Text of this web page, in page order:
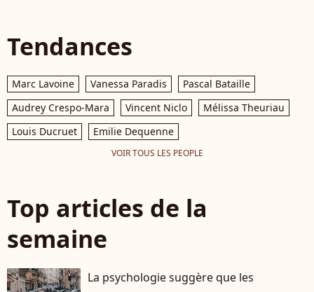
Tendances
Marc Lavoine Vanessa Paradis
Pascal Bataille
Audrey Crespo-Mara
Vincent Niclo
Mélissa Theuriau
Louis Ducruet
Emilie Dequenne
VOIR TOUS LES PEOPLE
Top articles de la
semaine
La psychologie suggère que les